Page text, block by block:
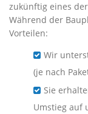
zukünftig eines
Während der
Vorteilen:
Wir
(je nach
Sie
Umstieg auf